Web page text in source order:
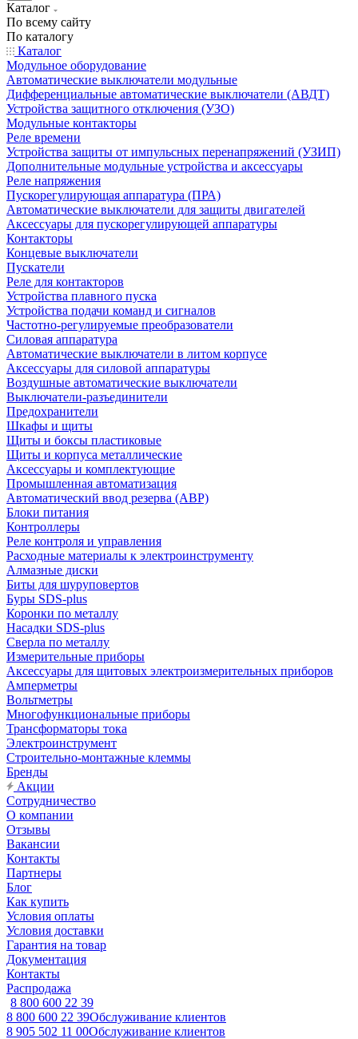
Каталог
По всему сайту
По каталогу
Каталог
Модульное оборудование
Автоматические выключатели модульные
Дифференциальные автоматические выключатели (АВДТ)
Устройства защитного отключения (УЗО)
Модульные контакторы
Реле времени
Устройства защиты от импульсных перенапряжений (УЗИП)
Дополнительные модульные устройства и аксессуары
Реле напряжения
Пускорегулирующая аппаратура (ПРА)
Автоматические выключатели для защиты двигателей
Аксессуары для пускорегулирующей аппаратуры
Контакторы
Концевые выключатели
Пускатели
Реле для контакторов
Устройства плавного пуска
Устройства подачи команд и сигналов
Частотно-регулируемые преобразователи
Силовая аппаратура
Автоматические выключатели в литом корпусе
Аксессуары для силовой аппаратуры
Воздушные автоматические выключатели
Выключатели-разъединители
Предохранители
Шкафы и щиты
Щиты и боксы пластиковые
Щиты и корпуса металлические
Аксессуары и комплектующие
Промышленная автоматизация
Автоматический ввод резерва (АВР)
Блоки питания
Контроллеры
Реле контроля и управления
Расходные материалы к электроинструменту
Алмазные диски
Биты для шуруповертов
Буры SDS-plus
Коронки по металлу
Насадки SDS-plus
Сверла по металлу
Измерительные приборы
Аксессуары для щитовых электроизмерительных приборов
Амперметры
Вольтметры
Многофункциональные приборы
Трансформаторы тока
Электроинструмент
Строительно-монтажные клеммы
Бренды
Акции
Сотрудничество
О компании
Отзывы
Вакансии
Контакты
Партнеры
Блог
Как купить
Условия оплаты
Условия доставки
Гарантия на товар
Документация
Контакты
Распродажа
8 800 600 22 39
8 800 600 22 39Обслуживание клиентов
8 905 502 11 00Обслуживание клиентов